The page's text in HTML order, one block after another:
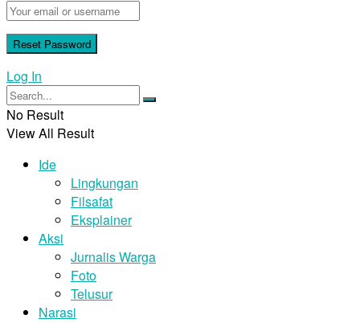
Log In
No Result
View All Result
Ide
Lingkungan
Filsafat
Eksplainer
Aksi
Jurnalis Warga
Foto
Telusur
Narasi